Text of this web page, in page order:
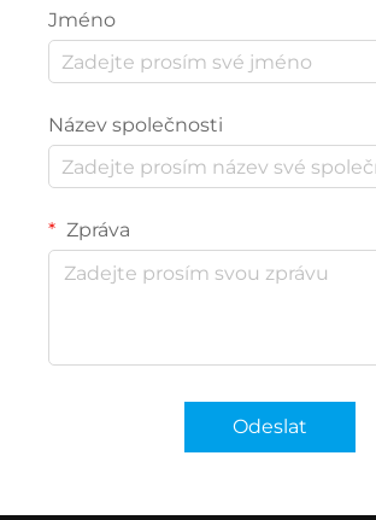
Jméno
Název společnosti
Zpráva
Odeslat